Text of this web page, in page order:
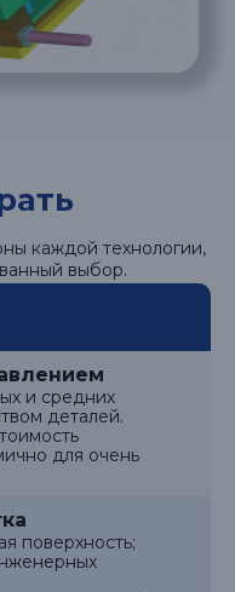
каждой технологии,
выбор.
и средних
деталей.
для очень
поверхность;